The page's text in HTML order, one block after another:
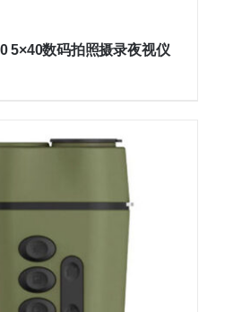
5×40数码拍照摄录夜视仪